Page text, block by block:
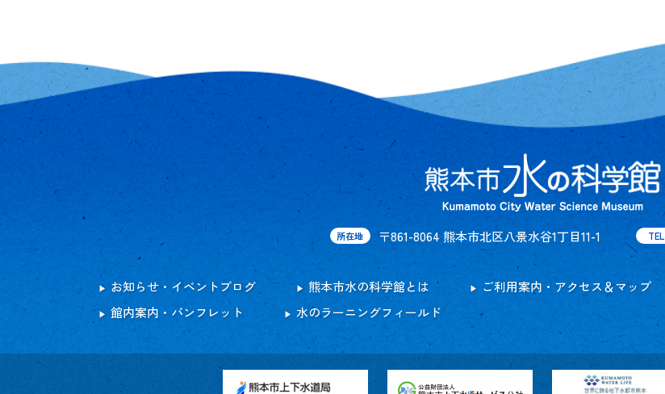
所在地 〒861-8064 熊本市北区八景水谷1丁目11-1 TEL
お知らせ・イベントブログ 熊本市水の科学館とは
ご利用案内・アクセス＆マップ
館内案内・パンフレット
水のラーニングフィールド